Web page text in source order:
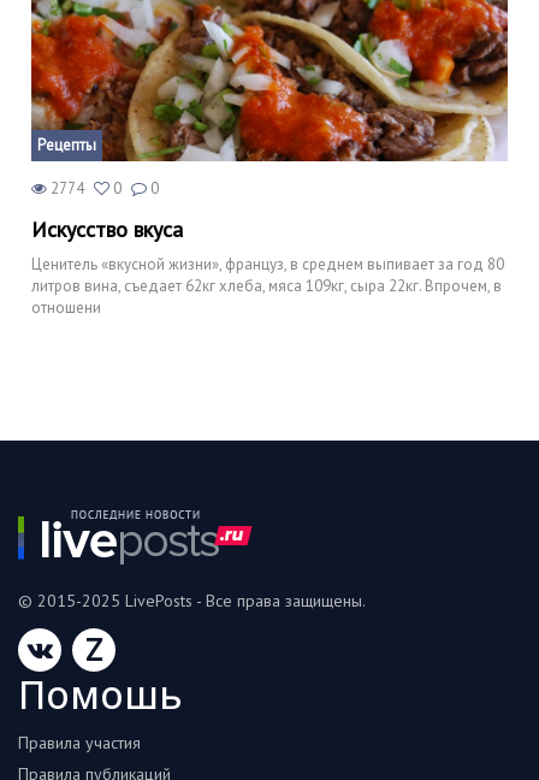
Рецепты
2774 0 0
Искусство вкуса
Ценитель «вкусной жизни», француз, в среднем выпивает за год 80
литров вина, съедает 62кг хлеба, мяса 109кг, сыра 22кг. Впрочем, в
отношени
© 2015-2025 LivePosts - Все права защищены.
Z
Помошь
Правила участия
Правила публикаций